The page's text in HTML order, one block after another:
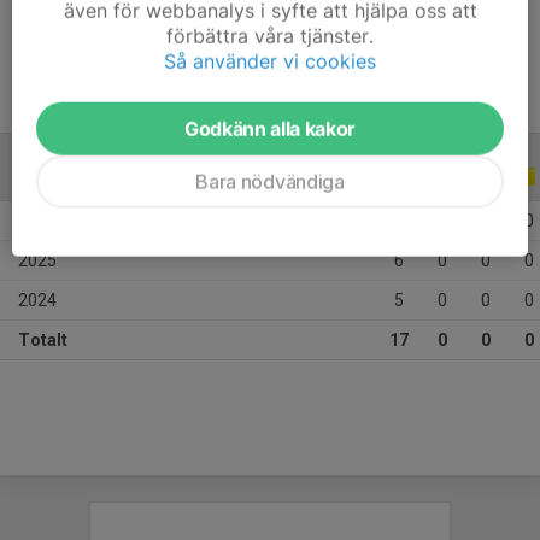
14 år
ALLA ÅR
0
2025 6 0 0 0
2024 5 0 0 0
Totalt 17 0 0 0
även för webbanalys i syfte att hjälpa oss att
förbättra våra tjänster.
Så använder vi cookies
Godkänn alla kakor
Bara nödvändiga